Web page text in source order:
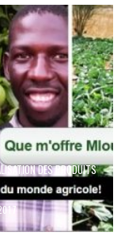
DES PRODUITS